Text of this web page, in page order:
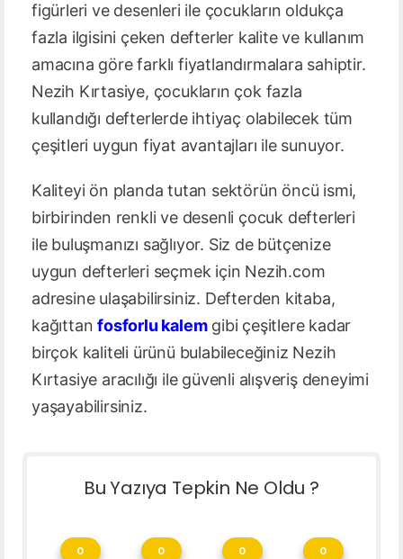
figürleri ve desenleri ile çocukların oldukça
fazla ilgisini çeken defterler kalite ve kullanım
amacına göre farklı fiyatlandırmalara sahiptir.
Nezih Kırtasiye, çocukların çok fazla
kullandığı defterlerde ihtiyaç olabilecek tüm
çeşitleri uygun fiyat avantajları ile sunuyor.
Kaliteyi ön planda tutan sektörün öncü ismi,
birbirinden renkli ve desenli çocuk defterleri
ile buluşmanızı sağlıyor. Siz de bütçenize
uygun defterleri seçmek için Nezih.com
adresine ulaşabilirsiniz. Defterden kitaba,
kağıttanfosforlu kalemgibi çeşitlere kadar
birçok kaliteli ürünü bulabileceğiniz Nezih
Kırtasiye aracılığı ile güvenli alışveriş deneyimi
yaşayabilirsiniz.
Bu Yazıya Tepkin Ne Oldu ?
0 0 0 0